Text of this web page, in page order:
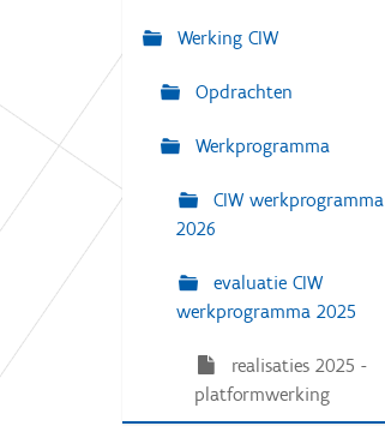
t
Werking CIW
Opdrachten
Werkprogramma
CIW werkprogramma
2026
evaluatie CIW
werkprogramma 2025
realisaties 2025 -
platformwerking